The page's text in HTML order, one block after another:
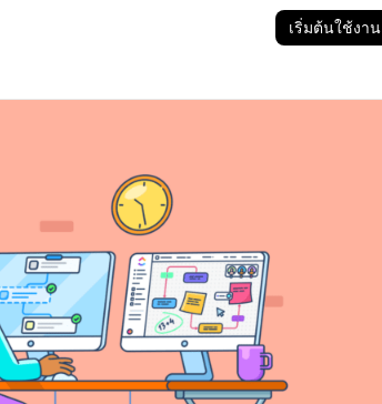
เริ่มต้นใช้งาน